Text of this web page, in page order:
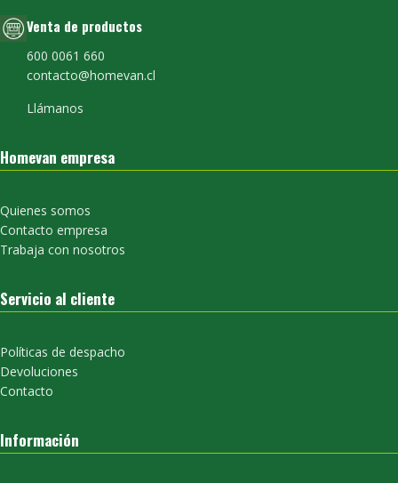
Venta de productos
600 0061 660
contacto@homevan.cl
Llámanos
Homevan empresa
Quienes somos
Contacto empresa
Trabaja con nosotros
Servicio al cliente
Políticas de despacho
Devoluciones
Contacto
Información